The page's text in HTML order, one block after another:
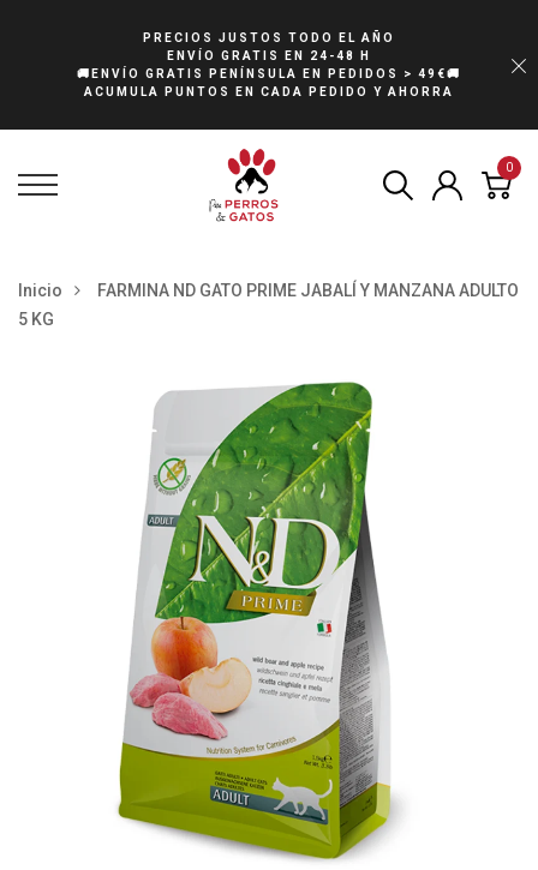
PRECIOS JUSTOS TODO EL AÑO
ENVÍO GRATIS EN 24-48 H
🚚ENVÍO GRATIS PENÍNSULA EN PEDIDOS > 49€🚚
ACUMULA PUNTOS EN CADA PEDIDO Y AHORRA
0
Inicio
FARMINA ND GATO PRIME JABALÍ Y MANZANA ADULTO
5 KG